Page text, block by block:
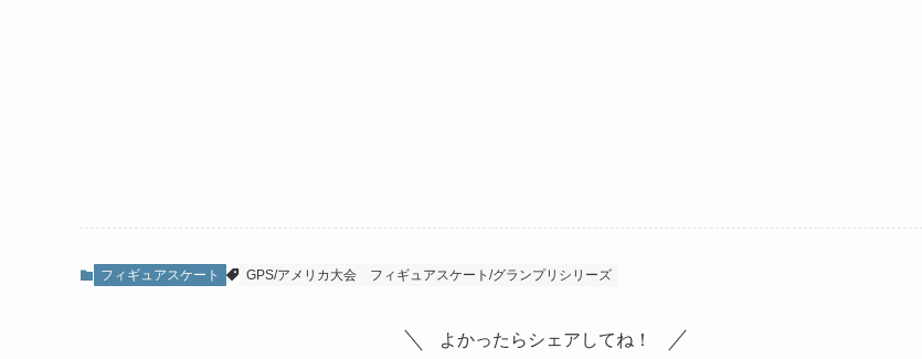
フィギュアスケート GPS/アメリカ大会 フィギュアスケート/グランプリシリーズ
よかったらシェアしてね！